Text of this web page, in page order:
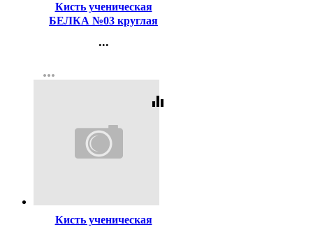
Кисть ученическая
БЕЛКА №03 круглая
...
Регистрация
more_horiz
equalizer
Кисть ученическая